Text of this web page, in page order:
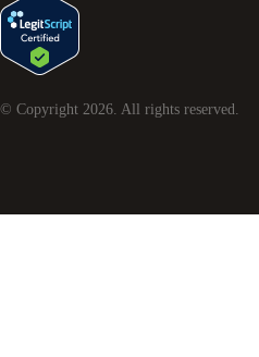
© Copyright 2026 . All rights reserved.